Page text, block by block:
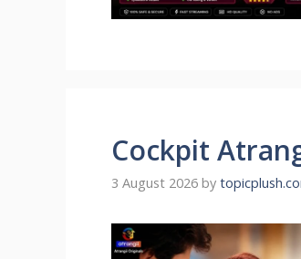
Cockpit
3 August 2026 by